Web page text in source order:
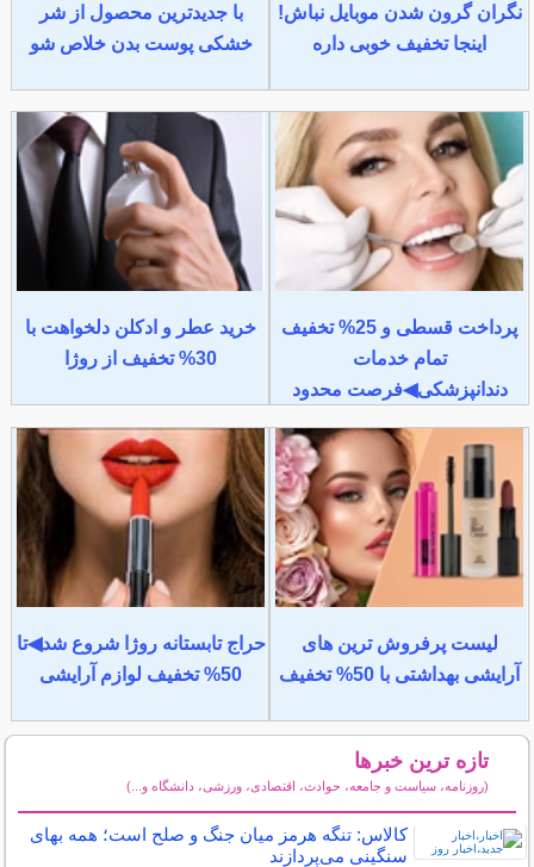
نگران گرون شدن موبایل نباش!
اینجا تخفیف خوبی داره
با جدیدترین محصول از شر
خشکی پوست بدن خلاص شو
پرداخت قسطی و 25% تخفیف
تمام خدمات
دندانپزشکی◀فرصت محدود
خرید عطر و ادکلن دلخواهت با
30% تخفیف از روژا
لیست پرفروش ترین های
آرایشی بهداشتی با 50% تخفیف
حراج تابستانه روژا شروع شد◀تا
50% تخفیف لوازم آرایشی
تازه ترین خبرها
(روزنامه، سیاست و جامعه، حوادث، اقتصادی، ورزشی، دانشگاه و...)
کالاس: تنگه هرمز میان جنگ و صلح است؛ همه بهای
سنگینی می‌پردازند